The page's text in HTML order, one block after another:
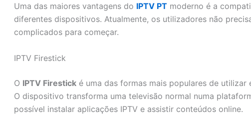
Uma das maiores vantagens do IPTV PT moderno é a
diferentes dispositivos. Atualmente, os utilizadores não
complicados para começar.
IPTV Firestick
O IPTV Firestick é uma das formas mais populares de utilizar
O dispositivo transforma uma televisão normal numa
possível instalar aplicações IPTV e assistir conteúdos online.